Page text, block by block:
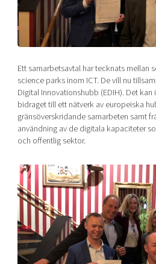
Shaping cities and regions
East Sweden Tech Women
Reversed mentorship
Current offers and activities
Upscaling
Talent & skills
Startup & industry
Offers to boost your business
Funding opportunities
Our community of companies
Projects
Publications
Project toolbox
Our clusters
Reach out to us
Locations
Today's lunch in Mjärdevi
Ett samarbetsavtal har tecknats mellan
science parks inom ICT. De vill nu
Digital Innovationshubb (EDIH). Det
bidraget till ett nätverk av europeiska
gränsöverskridande samarbeten samt
användning av de digitala kapaciteter
och offentlig sektor.